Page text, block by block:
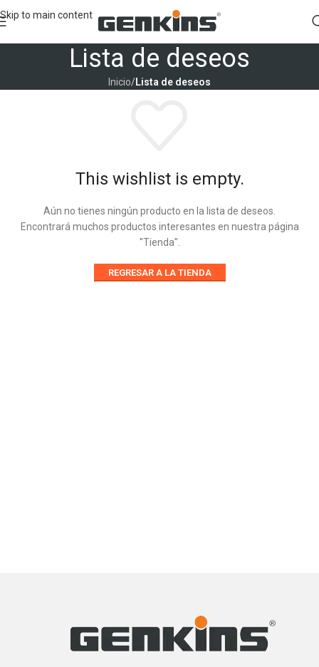
Skip to main content
Lista de deseos
Inicio/Lista de deseos
This wishlist is empty.
Aún no tienes ningún producto en la lista de deseos.
Encontrará muchos productos interesantes en nuestra página
"Tienda".
REGRESAR A LA TIENDA